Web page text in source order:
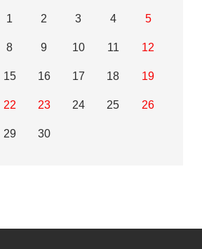
1 2 3 4 5
8 9 10 11 12
15 16 17 18 19
22 23 24 25 26
29 30